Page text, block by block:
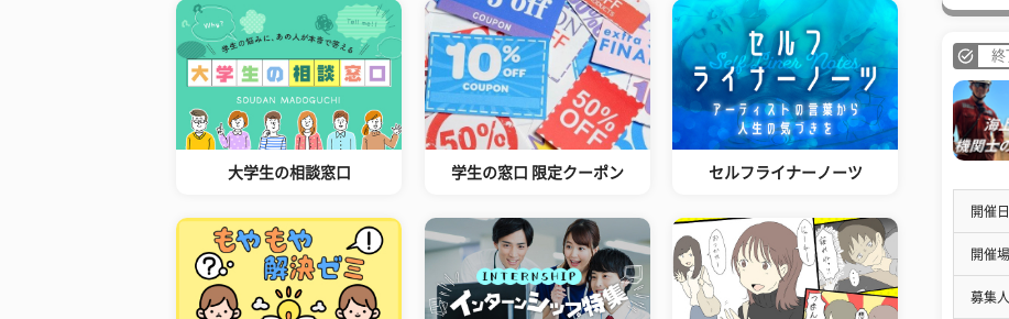
大学生の相談窓口 学生の窓口 限定クーポン セルフライナーノーツ
終
開催
開催
募集